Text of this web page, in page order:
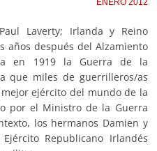
ENERO 2012
Laverty; Irlanda y Reino
años después del Alzamiento
en 1919 la Guerra de la
que miles de guerrilleros/as
ejército del mundo de la
por el Ministro de la Guerra
los hermanos Damien y
Republicano Irlandés